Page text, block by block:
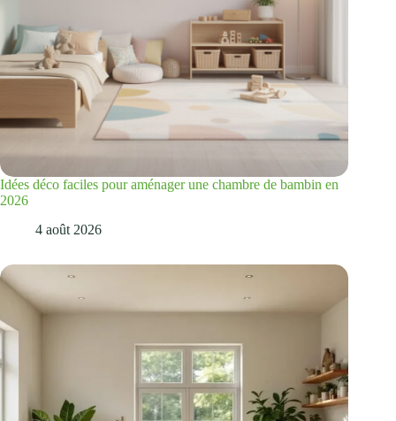
Idées déco faciles pour aménager une chambre de bambin en
2026
4 août 2026